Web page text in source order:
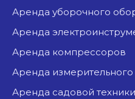
аренда уборочного
аренда
аренда компрессоров
аренда
аренда садовой техники